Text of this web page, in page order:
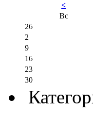
<
Вс
26
2
9
16
23
30